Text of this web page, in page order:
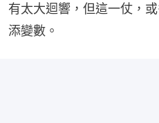
有太大迴響，但這一仗，
添變數。